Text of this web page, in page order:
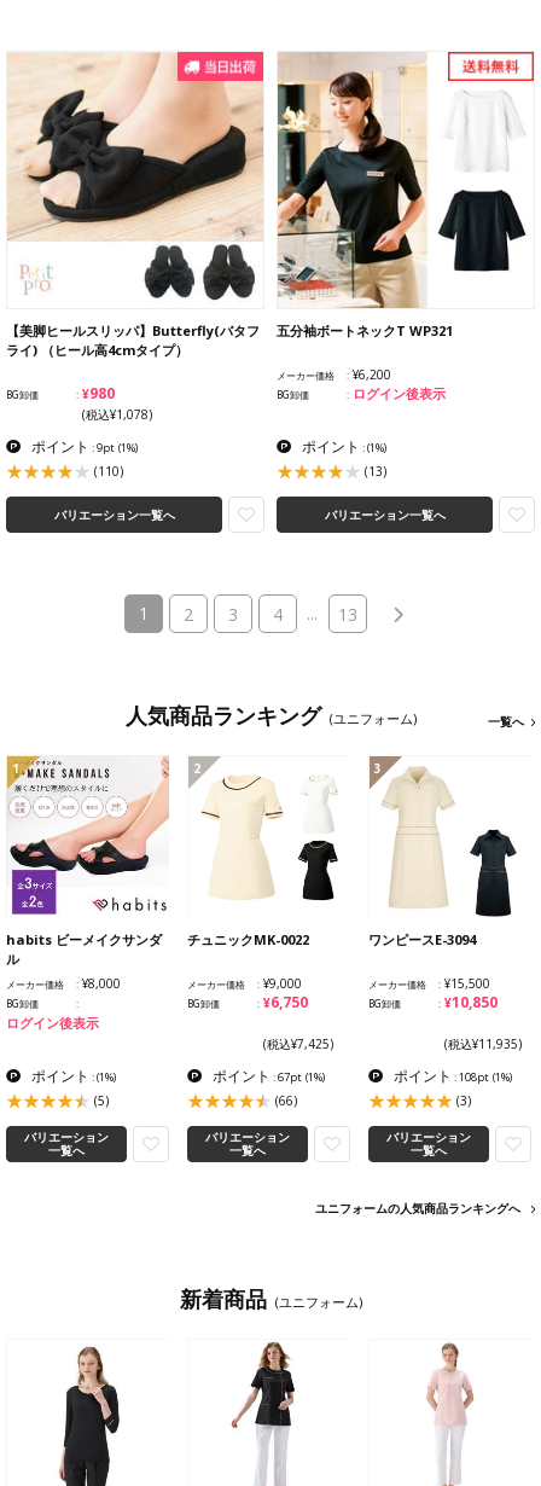
【美脚ヒールスリッパ】Butterfly(バタフ
ライ) （ヒール高4cmタイプ）
BG卸価 ¥980
(税込¥1,078)
ポイント : 9pt (1%)
(110)
バリエーション一覧へ
五分袖ボートネックT WP321
メーカー価格 ¥6,200
BG卸価 ログイン後表示
ポイント :(1%)
(13)
バリエーション一覧へ
1 (current)
2 3 4 ... 13
人気商品ランキング (ユニフォーム) 一覧へ
1
habits ビーメイクサンダ
ル
メーカー価格 ¥8,000
BG卸価
ログイン後表示
ポイント :(1%)
(5)
バリエーション
一覧へ
2
チュニックMK-0022
メーカー価格 ¥9,000
BG卸価 ¥6,750
(税込¥7,425)
ポイント : 67pt (1%)
(66)
バリエーション
一覧へ
3
ワンピースE-3094
メーカー価格 ¥15,500
BG卸価 ¥10,850
(税込¥11,935)
ポイント : 108pt (1%)
(3)
バリエーション
一覧へ
ユニフォームの人気商品ランキングへ
新着商品 (ユニフォーム)